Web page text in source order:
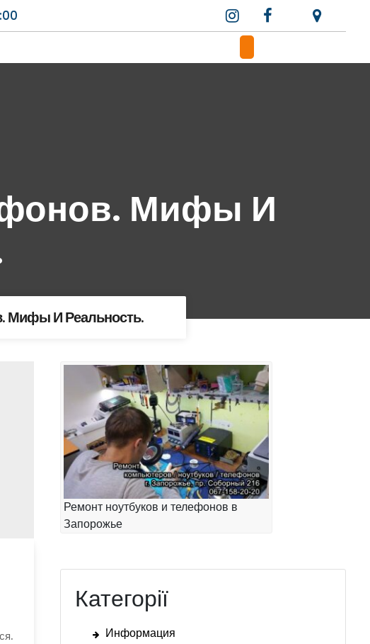
Мифы И
Мифы И Реальность.
Ремонт ноутбуков и телефонов в
Запорожье
Категорії
Информация